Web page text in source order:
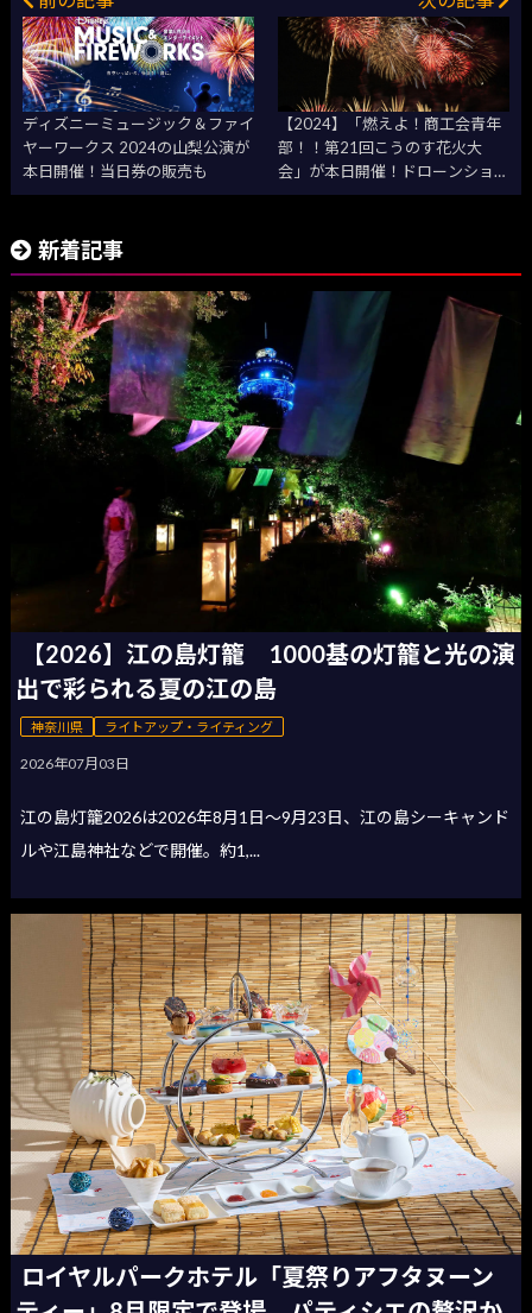
ディズニーミュージック＆ファイ
ヤーワークス 2024の山梨公演が
本日開催！当日券の販売も
【2024】「燃えよ！商工会青年
部！！第21回こうのす花火大
会」が本日開催！ドローンショー
も
新着記事
【2026】江の島灯籠 1000基の灯籠と光の演
出で彩られる夏の江の島
神奈川県 ライトアップ・ライティング
2026年07月03日
江の島灯籠2026は2026年8月1日〜9月23日、江の島シーキャンド
ルや江島神社などで開催。約1,...
ロイヤルパークホテル「夏祭りアフタヌーン